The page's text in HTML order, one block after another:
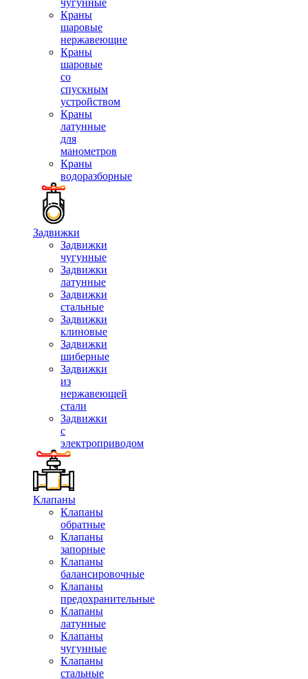
чугунные
Краны
шаровые
нержавеющие
Краны
шаровые
со
спускным
устройством
Краны
латунные
для
манометров
Краны
водоразборные
Задвижки
Задвижки
чугунные
Задвижки
латунные
Задвижки
стальные
Задвижки
клиновые
Задвижки
шиберные
Задвижки
из
нержавеющей
стали
Задвижки
с
электроприводом
Клапаны
Клапаны
обратные
Клапаны
запорные
Клапаны
балансировочные
Клапаны
предохранительные
Клапаны
латунные
Клапаны
чугунные
Клапаны
стальные